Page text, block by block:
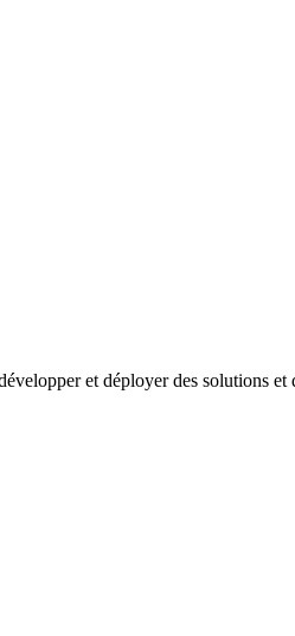
et déployer des solutions et